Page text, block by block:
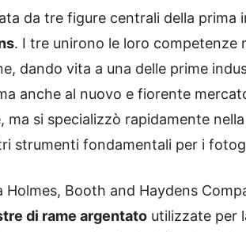
da tre figure centrali della prima
. I tre unirono le loro competenze
dando vita a una delle prime
anche al nuovo e fiorente
ma si specializzò rapidamente
strumenti fondamentali per i
Holmes, Booth and Haydens
di rame argentato utilizzate per